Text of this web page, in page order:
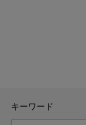
キーワード